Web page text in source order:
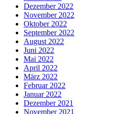
Dezember 2022
November 2022
Oktober 2022
September 2022
August 2022
Juni 2022
Mai 2022
April 2022
März 2022
Februar 2022
Januar 2022
Dezember 2021
November 2021